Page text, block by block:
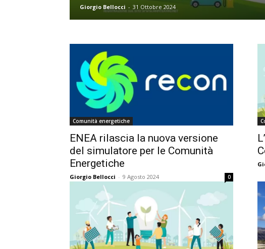
Giorgio Bellocci - 31 Ottobre 2024
Comunità energetiche
ENEA rilascia la nuova versione
del simulatore per le Comunità
Energetiche
Giorgio Bellocci - 9 Agosto 2024 0